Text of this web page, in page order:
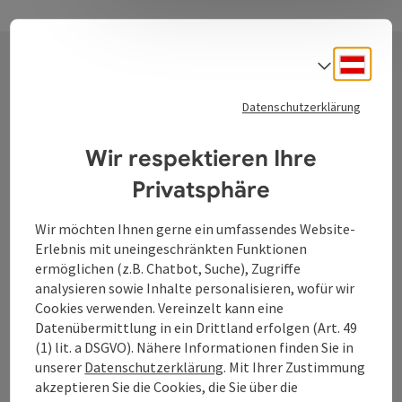
Tourismusverband Donauregion
Oberösterreich
WGD Donau Oberösterreich Tourismus
GmbH
Lindengasse 9
4040 Linz
+43 732 7277 - 888
Datenschutzerklärung
Wir respektieren Ihre
Privatsphäre
Wir möchten Ihnen gerne ein umfassendes Website-
Erlebnis mit uneingeschränkten Funktionen
ermöglichen (z.B. Chatbot, Suche), Zugriffe
analysieren sowie Inhalte personalisieren, wofür wir
Cookies verwenden. Vereinzelt kann eine
Datenübermittlung in ein Drittland erfolgen (Art. 49
(1) lit. a DSGVO). Nähere Informationen finden Sie in
unserer Datenschutzerklärung. Mit Ihrer Zustimmung
akzeptieren Sie die Cookies, die Sie über die